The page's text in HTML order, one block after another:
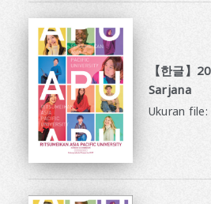
【한글】
Sarjana
Ukuran